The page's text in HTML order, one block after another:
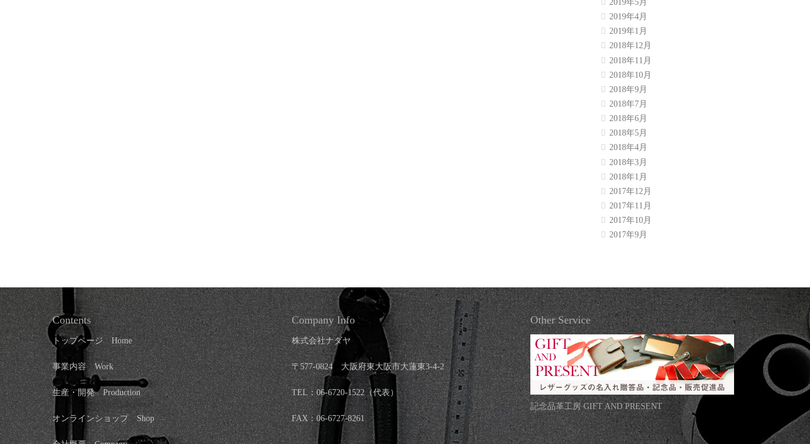
2019年5月
2019年4月
2019年1月
2018年12月
2018年11月
2018年10月
2018年9月
2018年7月
2018年6月
2018年5月
2018年4月
2018年3月
2018年1月
2017年12月
2017年11月
2017年10月
2017年9月
Contents
トップページHome
事業内容 Work
生産・開発 Production
オンラインショップShop
Company Info
株式会社ナダヤ
〒577-0824 大阪府東大阪市大蓮東3-4-2
TEL：06-6720-1522（代表）
FAX：06-6727-8261
Other Service
記念品革工房 GIFT AND PRESENT